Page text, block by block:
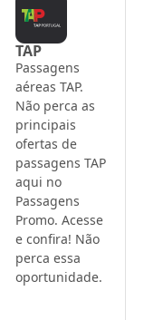
TAP
Passagens
aéreas TAP.
Não perca as
principais
ofertas de
passagens TAP
aqui no
Passagens
Promo. Acesse
e confira! Não
perca essa
oportunidade.